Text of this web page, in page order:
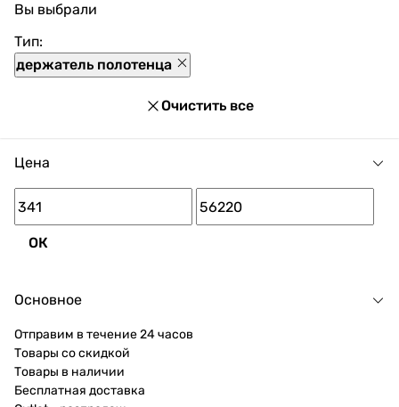
по Украине. При покупке Держатели для полотенец в
нашем магазине доступны разнообразные способы
оплаты, покупка в кредит и множество акций и
скидок для каждого покупателя.
Вы выбрали
Тип:
держатель полотенца
Очистить все
Цена
ОК
Основное
Отправим в течение 24 часов
Товары со скидкой
Товары в наличии
Бесплатная доставка